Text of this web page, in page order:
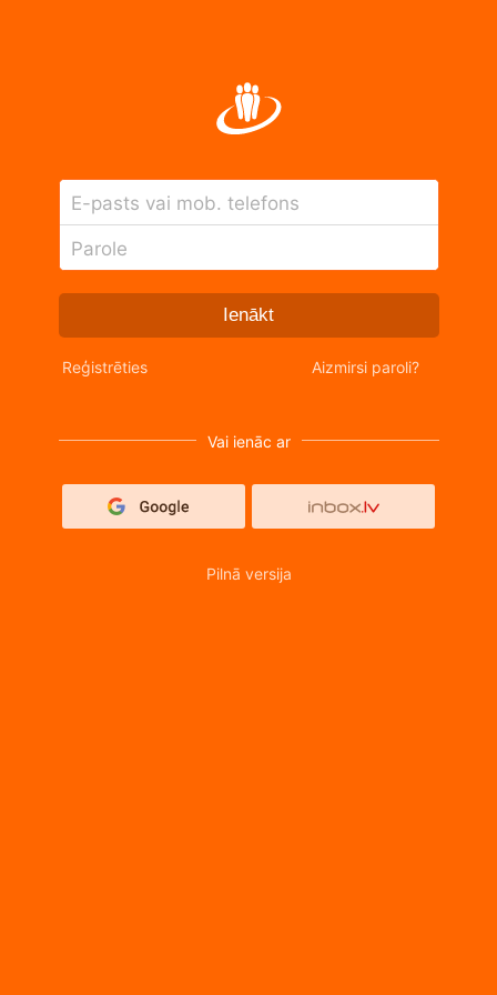
E-pasts vai mob. telefons
Parole
Ienākt
Reģistrēties Aizmirsi paroli?
Vai ienāc ar
Pilnā versija